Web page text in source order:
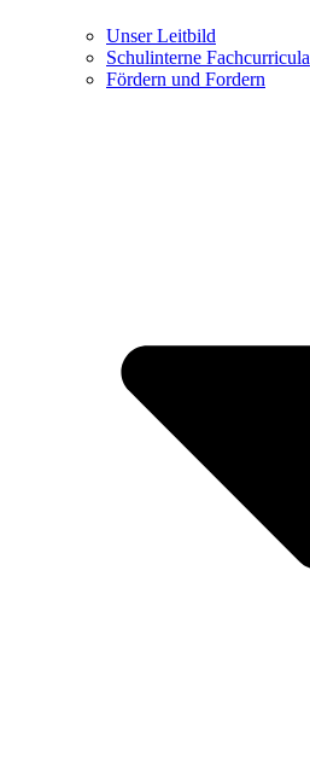
Unser Leitbild
Schulinterne Fachcurricula
Fördern und Fordern